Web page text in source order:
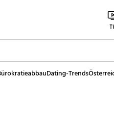
Dating-Trends